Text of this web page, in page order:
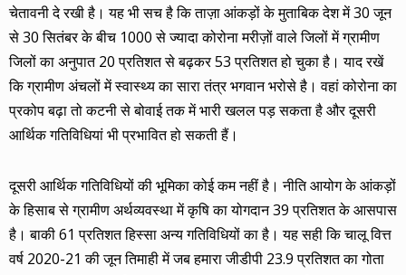
चेतावनी दे रखी है। यह भी सच है कि ताज़ा आंकड़ों के मुताबिक देश में 30 जून
से 30 सितंबर के बीच 1000 से ज्यादा कोरोना मरीज़ों वाले जिलों में ग्रामीण
जिलों का अनुपात 20 प्रतिशत से बढ़कर 53 प्रतिशत हो चुका है। याद रखें
कि ग्रामीण अंचलों में स्वास्थ्य का सारा तंत्र भगवान भरोसे है। वहां कोरोना का
प्रकोप बढ़ा तो कटनी से बोवाई तक में भारी खलल पड़ सकता है और दूसरी
आर्थिक गतिविधियां भी प्रभावित हो सकती हैं।
दूसरी आर्थिक गतिविधियों की भूमिका कोई कम नहीं है। नीति आयोग के आंकड़ों
के हिसाब से ग्रामीण अर्थव्यवस्था में कृषि का योगदान 39 प्रतिशत के आसपास
है। बाकी 61 प्रतिशत हिस्सा अन्य गतिविधियों का है। यह सही कि चालू वित्त
वर्ष 2020-21 की जून तिमाही में जब हमारा जीडीपी 23.9 प्रतिशत का गोता